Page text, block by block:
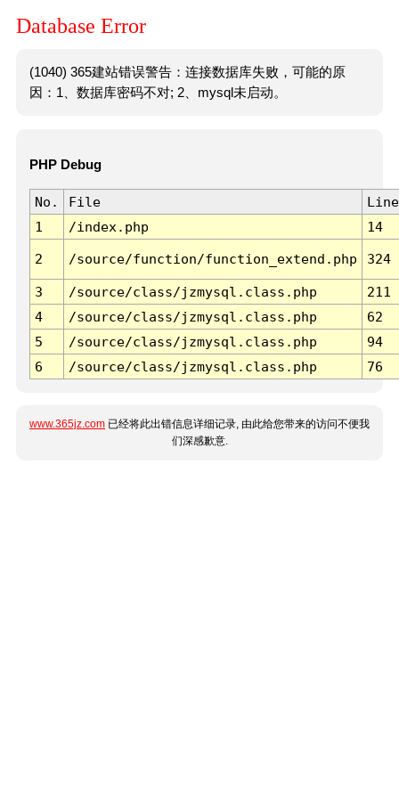
Database Error
(1040) 365建站错误警告：连接数据库失败，可能的原
因：1、数据库密码不对; 2、mysql未启动。
PHP Debug
No. File
Line
1
/index.php 14
2 /source/function/function_extend.php 324
3 /source/class/jzmysql.class.php
211
4
/source/class/jzmysql.class.php
62
5
/source/class/jzmysql.class.php
94
6
/source/class/jzmysql.class.php 76
www.365jz.com 已经将此出错信息详细记录, 由此给您带来的访问不便我
们深感歉意.